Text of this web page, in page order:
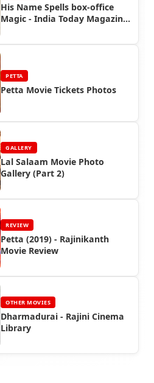
His Name Spells box-office
Magic - India Today Magazine
PETTA
Petta Movie Tickets Photos
GALLERY
Lal Salaam Movie Photo
Gallery (Part 2)
REVIEW
Petta (2019) - Rajinikanth
Movie Review
OTHER MOVIES
Dharmadurai - Rajini Cinema
Library